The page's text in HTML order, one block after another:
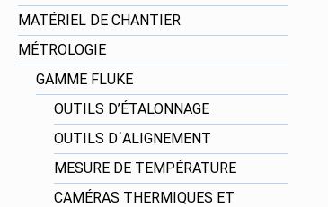
MATÉRIEL DE CHANTIER
MÉTROLOGIE
GAMME FLUKE
OUTILS D’ÉTALONNAGE
OUTILS D´ALIGNEMENT
MESURE DE TEMPÉRATURE
CAMÉRAS THERMIQUES ET